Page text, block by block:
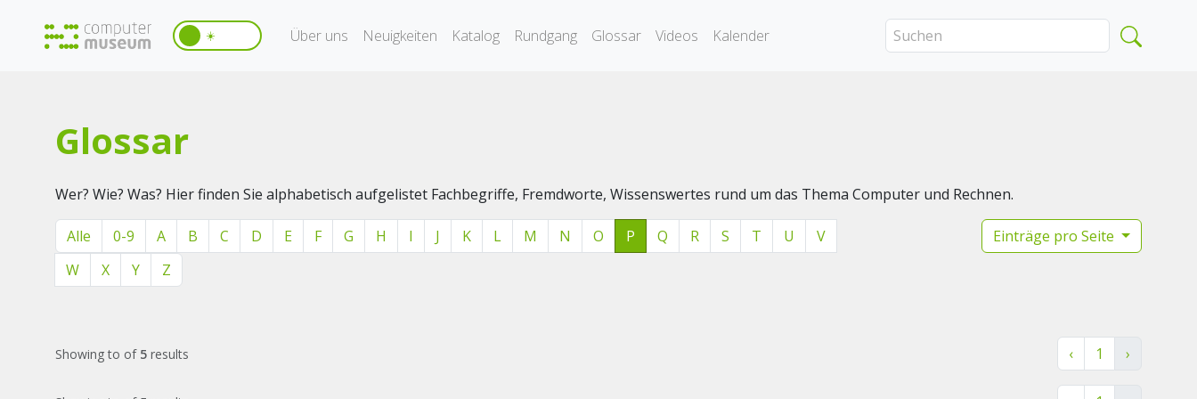
☀️ Über uns Neuigkeiten Katalog Rundgang Glossar Videos Kalender
Glossar
Wer? Wie? Was? Hier finden Sie alphabetisch aufgelistet Fachbegriffe, Fremdworte, Wissenswertes rund um das Thema Computer und Rechnen.
Alle 0-9 A B C D E F G H I J K L M N O P Q R S T U
V
W
X Y Z
Einträge pro Seite
Showingto of 5 results ‹ 1 ›